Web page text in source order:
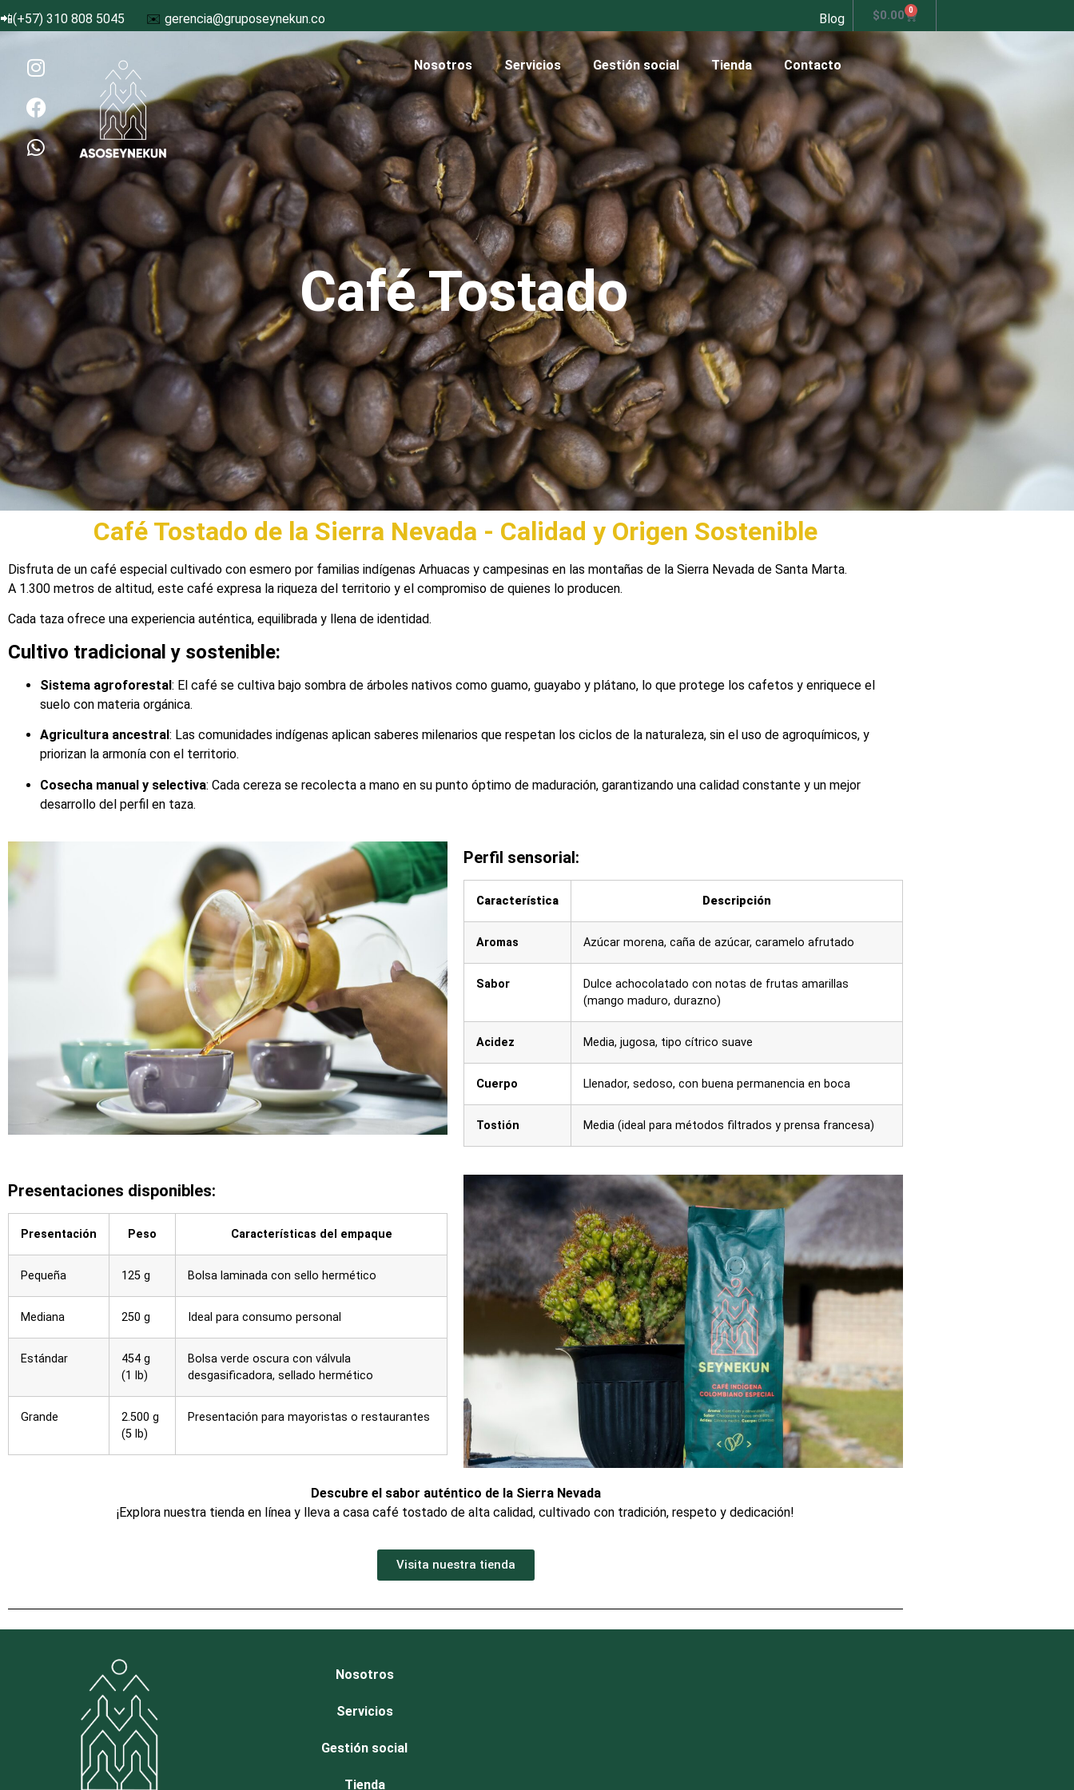
📲(+57) 310 808 5045 ✉️ gerencia@gruposeynekun.co Blog $0.00 0
Nosotros Servicios Gestión social Tienda Contacto
Café Tostado
Café Tostado de la Sierra Nevada - Calidad y Origen Sostenible
Disfruta de un café especial cultivado con esmero por familias indígenas Arhuacas y campesinas en las montañas de la Sierra Nevada de Santa Marta.
A 1.300 metros de altitud, este café expresa la riqueza del territorio y el compromiso de quienes lo producen.
Cada taza ofrece una experiencia auténtica, equilibrada y llena de identidad.
Cultivo tradicional y sostenible:
Sistema agroforestal: El café se cultiva bajo sombra de árboles nativos como guamo, guayabo y plátano, lo que protege los cafetos y enriquece el
suelo con materia orgánica.
Agricultura ancestral : Las comunidades indígenas aplican saberes milenarios que respetan los ciclos de la naturaleza, sin el uso de agroquímicos, y
priorizan la armonía con el territorio.
Cosecha manual y selectiva: Cada cereza se recolecta a mano en su punto óptimo de maduración, garantizando una calidad constante y un mejor
desarrollo del perfil en taza.
Perfil sensorial:
Característica Descripción
Aromas Azúcar morena, caña de azúcar, caramelo afrutado
Sabor
Dulce achocolatado con notas de frutas amarillas
(mango maduro, durazno)
Acidez Media, jugosa, tipo cítrico suave
Cuerpo Llenador, sedoso, con buena permanencia en boca
Tostión Media (ideal para métodos filtrados y prensa francesa)
Presentaciones disponibles:
Presentación Peso Características del empaque
Pequeña 125 g Bolsa laminada con sello hermético
Mediana 250 g Ideal para consumo personal
Estándar
454 g
(1 lb)
Bolsa verde oscura con válvula
desgasificadora, sellado hermético
Grande
2.500 g
(5 lb)
Presentación para mayoristas o restaurantes
Descubre el sabor auténtico de la Sierra Nevada
¡Explora nuestra tienda en línea y lleva a casa café tostado de alta calidad, cultivado con tradición, respeto y dedicación!
Visita nuestra tienda
Nosotros
Servicios
Gestión social
Tienda